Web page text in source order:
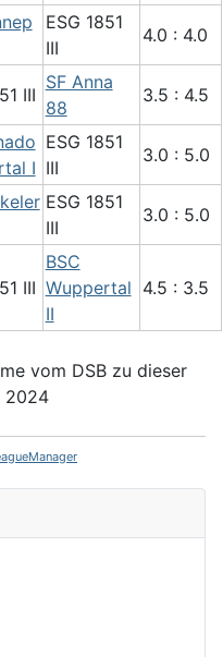
ESG 1851
III
4.0 : 4.0
III
SF Anna
88
3.5 : 4.5
I
ESG 1851
III
3.0 : 5.0
ESG 1851
III
3.0 : 5.0
III
BSC
Wuppertal
II
4.5 : 3.5
vom DSB zu dieser
2024